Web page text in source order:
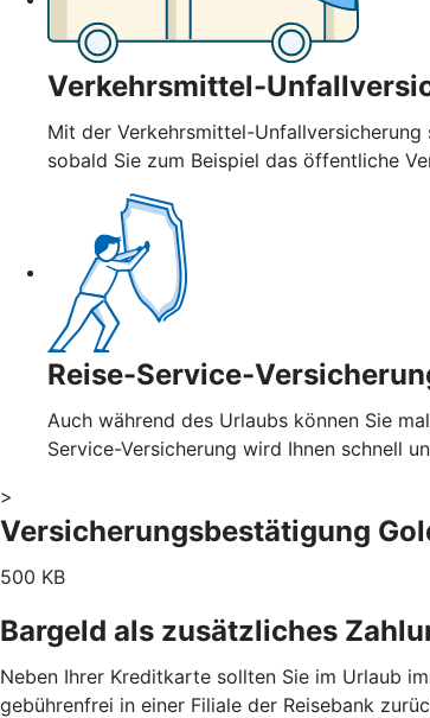
Verkehrsmittel-
Mit der Verkehrsmittel-
sobald Sie zum Beispiel das öffentliche
Reise-Service-
Auch während des Urlaubs können Sie
Service-Versicherung wird Ihnen schnell
>
Versicherungsbestätigung
500 KB
Bargeld als zusätzliches
Neben Ihrer Kreditkarte sollten Sie im Urlaub
gebührenfrei in einer Filiale der Reisebank